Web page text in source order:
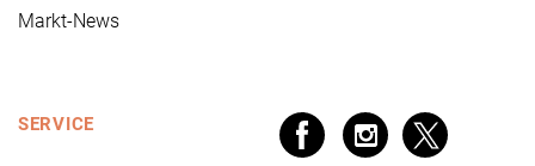
Markt-News
SERVICE